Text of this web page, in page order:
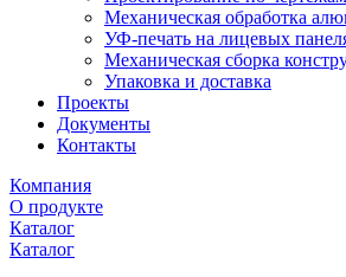
Механическая обработка
УФ-печать на лицевых
Механическая сборка
Упаковка и доставка
Проекты
Документы
Контакты
Компания
О продукте
Каталог
Каталог